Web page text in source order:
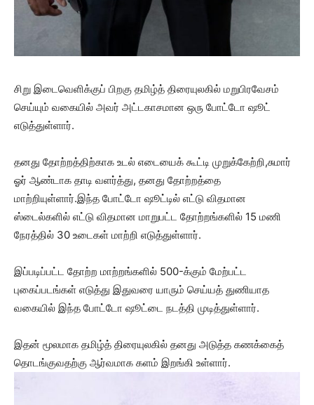
சிறு இடைவெளிக்குப் பிறகு தமிழ்த் திரையுலகில் மறுபிரவேசம்
செய்யும் வகையில் அவர் அட்டகாசமான ஒரு போட்டோ ஷூட்
எடுத்துள்ளார்.
தனது தோற்றத்திற்காக உடல் எடையைக் கூட்டி முறுக்கேற்றி,சுமார்
ஓர் ஆண்டாக தாடி வளர்த்து, தனது தோற்றத்தை
மாற்றியுள்ளார்.இந்த போட்டோ ஷூட்டில் எட்டு விதமான
ஸ்டைல்களில் எட்டு விதமான மாறுபட்ட தோற்றங்களில் 15 மணி
நேரத்தில் 30 உடைகள் மாற்றி எடுத்துள்ளார்.
இப்படிப்பட்ட தோற்ற மாற்றங்களில் 500-க்கும் மேற்பட்ட
புகைப்படங்கள் எடுத்து இதுவரை யாரும் செய்யத் துணியாத
வகையில் இந்த போட்டோ ஷூட்டை நடத்தி முடித்துள்ளார்.
இதன் மூலமாக தமிழ்த் திரையுலகில் தனது அடுத்த கணக்கைத்
தொடங்குவதற்கு ஆர்வமாக களம் இறங்கி உள்ளார்.